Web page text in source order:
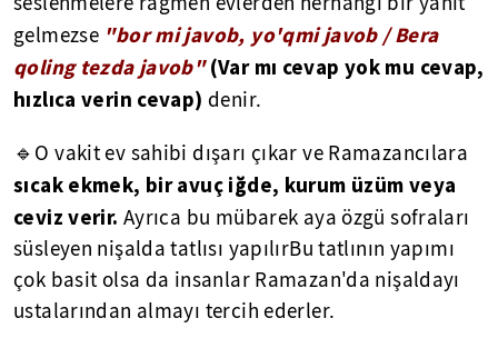
gelmezse "bor mi javob, yo'qmi javob / Bera
qoling tezda javob"(Var mı cevap yok mu cevap,
hızlıca verin cevap) denir.
🔹O vakit ev sahibi dışarı çıkar ve Ramazancılara
sıcak ekmek, bir avuç iğde, kurum üzüm veya
ceviz verir. Ayrıca bu mübarek aya özgü sofraları
süsleyen nişalda tatlısı yapılırBu tatlının yapımı
çok basit olsa da insanlar Ramazan'da nişaldayı
ustalarından almayı tercih ederler.